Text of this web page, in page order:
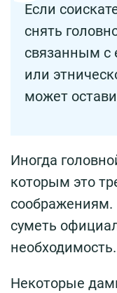
Если
снять
связанным с
или
может
Иногда
которым это
соображениям.
суметь
необходимость.
Некоторые